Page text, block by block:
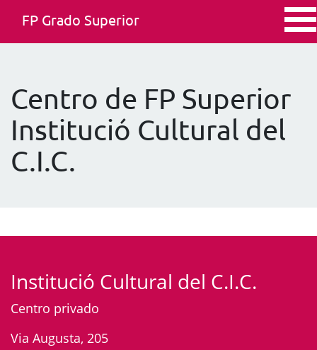
FP Grado Superior
Centro de FP Superior
Institució Cultural del
C.I.C.
Institució Cultural del C.I.C.
Centro privado
Via Augusta, 205